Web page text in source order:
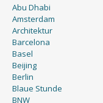
Amsterdam
Architektur
Barcelona
Basel
Beijing
Berlin
Blaue Stunde
BNW
Brussels